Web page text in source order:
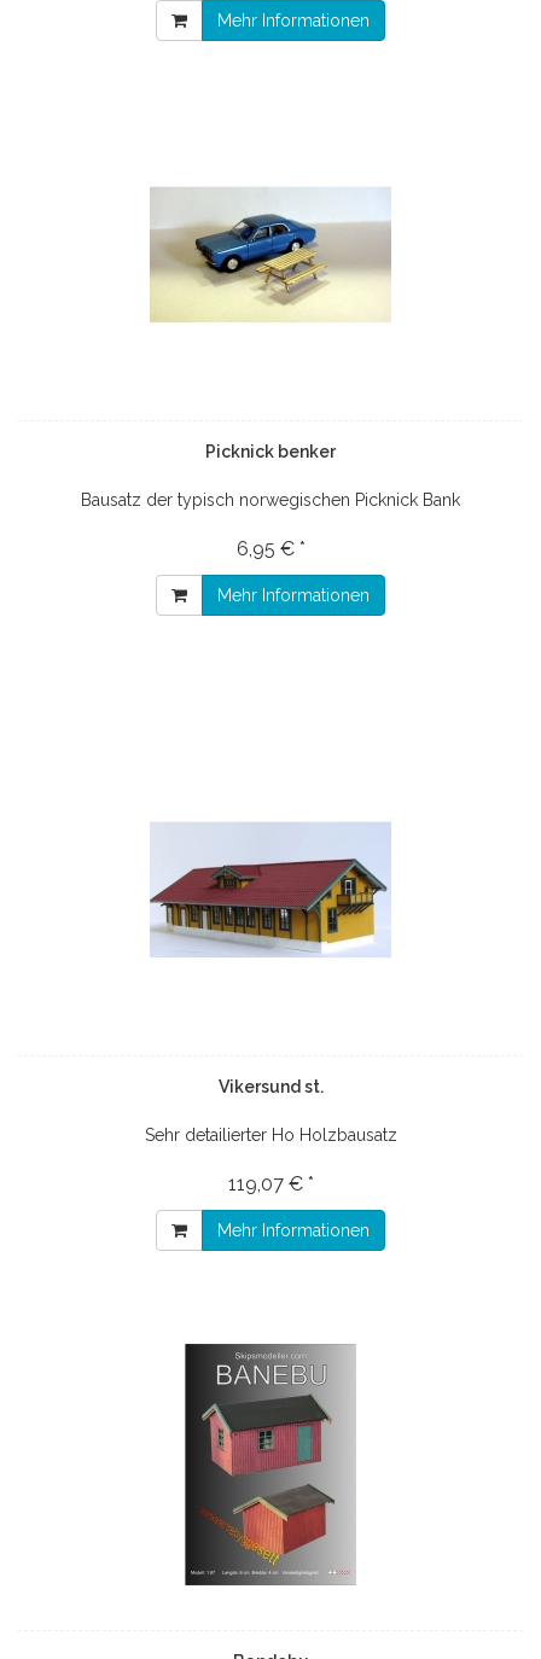
Mehr Informationen
Picknick benker
Bausatz der typisch norwegischen Picknick Bank
6,95 € *
Mehr Informationen
Vikersund st.
Sehr detailierter Ho Holzbausatz
119,07 € *
Mehr Informationen